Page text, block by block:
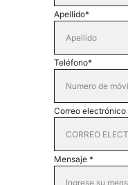
Apellido*
Teléfono*
Correo electrónico
Mensaje *